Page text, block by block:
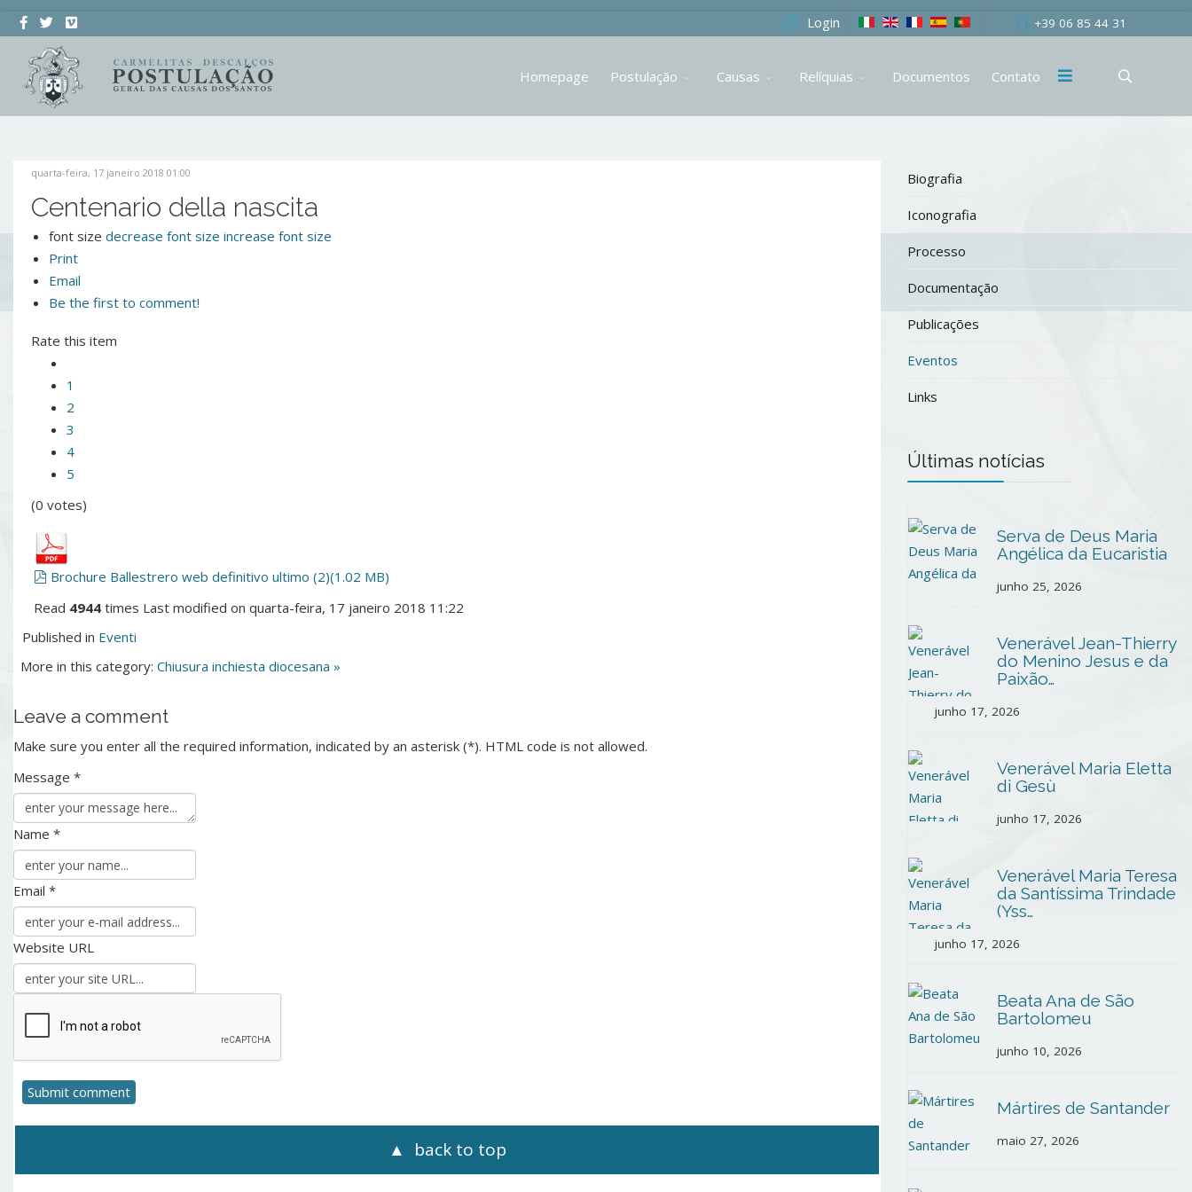
Login +39 06 85 44 31
Homepage Postulação Causas Relíquias Documentos Contato
quarta-feira, 17 janeiro 2018 01:00
Centenario della nascita
font size decrease font size increase font size
Print
Email
Be the first to comment!
Rate this item
1
2
3
4
5
(0 votes)
pdf
Brochure Ballestrero web definitivo ultimo (2)(1.02 MB)
Read 4944 times Last modified on quarta-feira, 17 janeiro 2018 11:22
Published in Eventi
More in this category: Chiusura inchiesta diocesana »
Leave a comment
Make sure you enter all the required information, indicated by an asterisk (*). HTML code is not allowed.
Message *
Name *
Email *
Website URL
back to top
Biografia
Iconografia
Processo
Documentação
Publicações
Eventos
Links
Últimas notícias
Serva de Deus Maria
Angélica da Eucaristia
junho 25, 2026
Venerável Jean-Thierry
do Menino Jesus e da
Paixão…
junho 17, 2026
Venerável Maria Eletta
di Gesù
junho 17, 2026
Venerável Maria Teresa
da Santíssima Trindade
(Yss…
junho 17, 2026
Beata Ana de São
Bartolomeu
junho 10, 2026
Mártires de Santander
maio 27, 2026